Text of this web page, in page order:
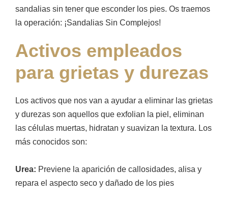
sandalias sin tener que esconder los pies. Os traemos
la operación: ¡Sandalias Sin Complejos!
Activos empleados
para grietas y durezas
Los activos que nos van a ayudar a eliminar las grietas
y durezas son aquellos que exfolian la piel, eliminan
las células muertas, hidratan y suavizan la textura. Los
más conocidos son:
Urea: Previene la aparición de callosidades, alisa y
repara el aspecto seco y dañado de los pies